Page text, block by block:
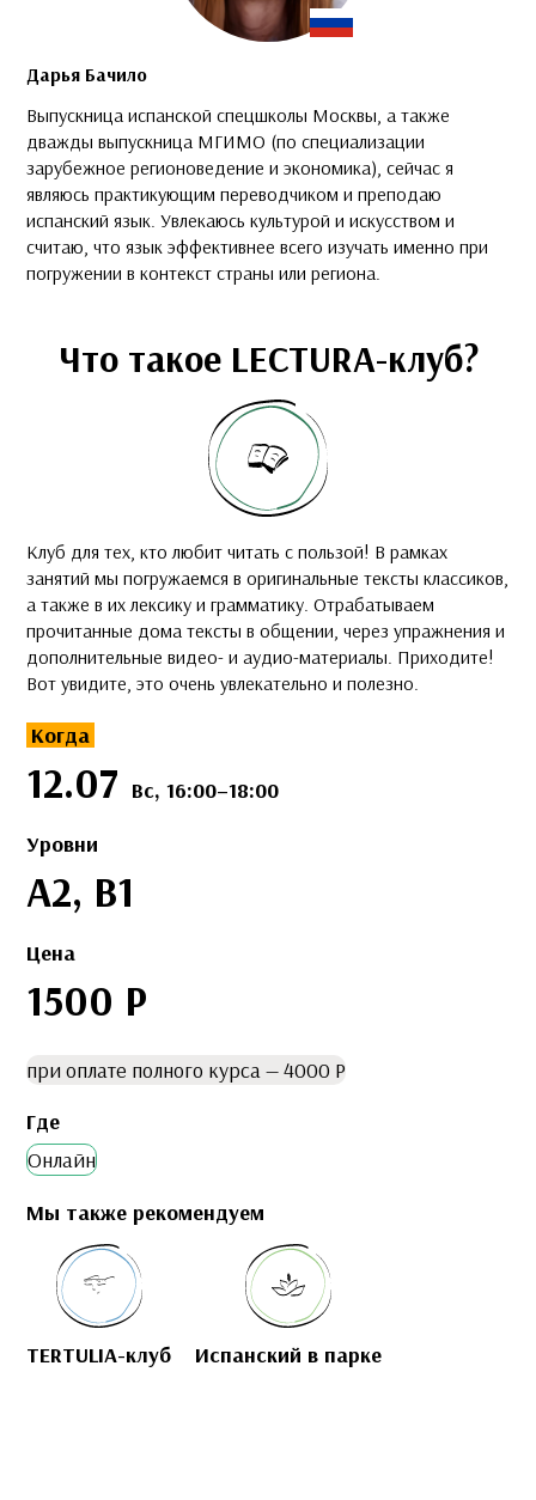
Дарья Бачило
Выпускница испанской спецшколы Москвы, а также
дважды выпускница МГИМО (по специализации
зарубежное регионоведение и экономика), сейчас я
являюсь практикующим переводчиком и преподаю
испанский язык. Увлекаюсь культурой и искусством и
считаю, что язык эффективнее всего изучать именно при
погружении в контекст страны или региона.
Что такое LECTURA-клуб?
Клуб для тех, кто любит читать с пользой! В рамках
занятий мы погружаемся в оригинальные тексты классиков,
а также в их лексику и грамматику. Отрабатываем
прочитанные дома тексты в общении, через упражнения и
дополнительные видео- и аудио-материалы. Приходите!
Вот увидите, это очень увлекательно и полезно.
Когда
12.07 Вс, 16:00–18:00
Уровни
A2, B1
Цена
1500 Р
при оплате полного курса — 4000 Р
Где
Онлайн
Мы также рекомендуем
TERTULIA-клуб Иcпанский в парке